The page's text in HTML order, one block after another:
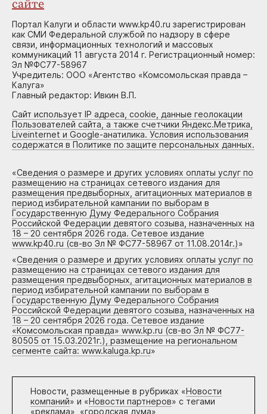
сайте
Портал Калуги и области www.kp40.ru зарегистрирован
как СМИ Федеральной службой по надзору в сфере
связи, информационных технологий и массовых
коммуникаций 11 августа 2014 г. Регистрационный номер:
Эл №ФС77-58967
Учредитель: ООО «Агентство «Комсомольская правда –
Калуга»
Главный редактор: Ивкин В.П.
Сайт использует IP адреса, cookie, данные геолокации
Пользователей сайта, а также счетчики Яндекс.Метрика,
Liveinternet и Google-анатилика. Условия использования
содержатся в Политике по защите персональных данных.
«Сведения о размере и других условиях оплаты услуг по
размещению на страницах сетевого издания для
размещения предвыборных, агитационных материалов в
период избирательной кампании по выборам в
Государственную Думу Федерального Собрания
Российской Федерации девятого созыва, назначенных на
18 – 20 сентября 2026 года. Сетевое издание
www.kp40.ru (св-во Эл № ФС77-58967 от 11.08.2014г.)»
«Сведения о размере и других условиях оплаты услуг по
размещению на страницах сетевого издания для
размещения предвыборных, агитационных материалов в
период избирательной кампании по выборам в
Государственную Думу Федерального Собрания
Российской Федерации девятого созыва, назначенных на
18 – 20 сентября 2026 года. Сетевое издание
«Комсомольская правда» www.kp.ru (св-во Эл № ФС77-
80505 от 15.03.2021г.), размещение на региональном
сегменте сайта: www.kaluga.kp.ru»
Новости, размещенные в рубриках «Новости
компаний» и «Новости партнеров» с тегами
«реклама», «городская дума»,